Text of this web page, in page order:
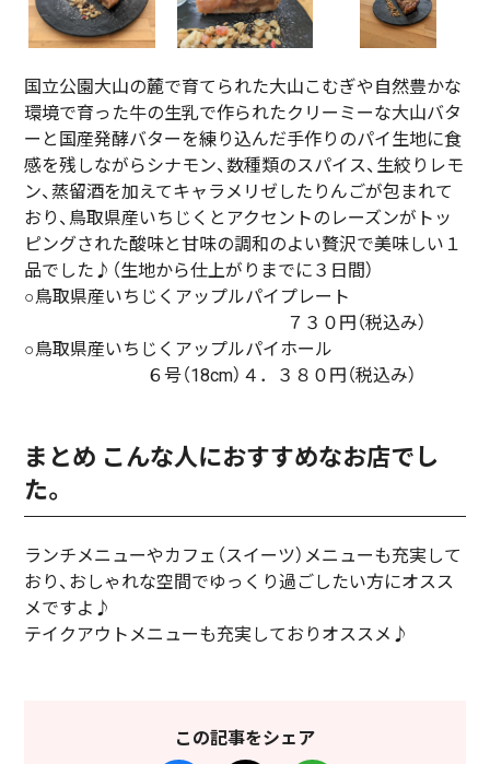
国立公園大山の麓で育てられた大山こむぎや自然豊かな
環境で育った牛の生乳で作られたクリーミーな大山バタ
ーと国産発酵バターを練り込んだ手作りのパイ生地に食
感を残しながらシナモン、数種類のスパイス、生絞りレモ
ン、蒸留酒を加えてキャラメリゼしたりんごが包まれて
おり、鳥取県産いちじくとアクセントのレーズンがトッ
ピングされた酸味と甘味の調和のよい贅沢で美味しい１
品でした♪（生地から仕上がりまでに３日間）
○鳥取県産いちじくアップルパイプレート
７３０円（税込み）
○鳥取県産いちじくアップルパイホール
６号（18cm）４．３８０円（税込み）
まとめ こんな人におすすめなお店でし
た。
ランチメニューやカフェ（スイーツ）メニューも充実して
おり、おしゃれな空間でゆっくり過ごしたい方にオスス
メですよ♪
テイクアウトメニューも充実しておりオススメ♪
この記事をシェア